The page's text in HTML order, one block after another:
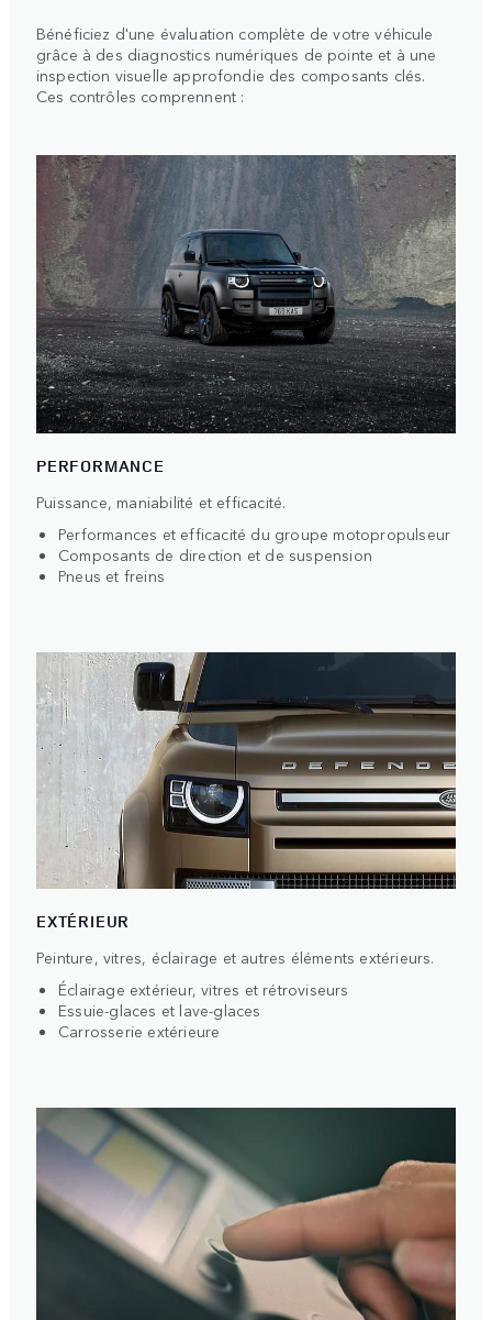
Bénéficiez d'une évaluation complète de votre véhicule
grâce à des diagnostics numériques de pointe et à une
inspection visuelle approfondie des composants clés.
Ces contrôles comprennent :
PERFORMANCE
Puissance, maniabilité et efficacité.
Performances et efficacité du groupe motopropulseur
Composants de direction et de suspension
Pneus et freins
EXTÉRIEUR
Peinture, vitres, éclairage et autres éléments extérieurs.
Éclairage extérieur, vitres et rétroviseurs
Essuie-glaces et lave-glaces
Carrosserie extérieure